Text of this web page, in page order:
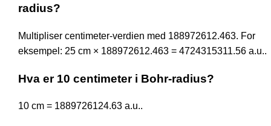
radius?
Multipliser centimeter-verdien med 188972612.463. For
eksempel: 25 cm × 188972612.463 = 4724315311.56 a.u..
Hva er 10 centimeter i Bohr-radius?
10 cm = 1889726124.63 a.u..